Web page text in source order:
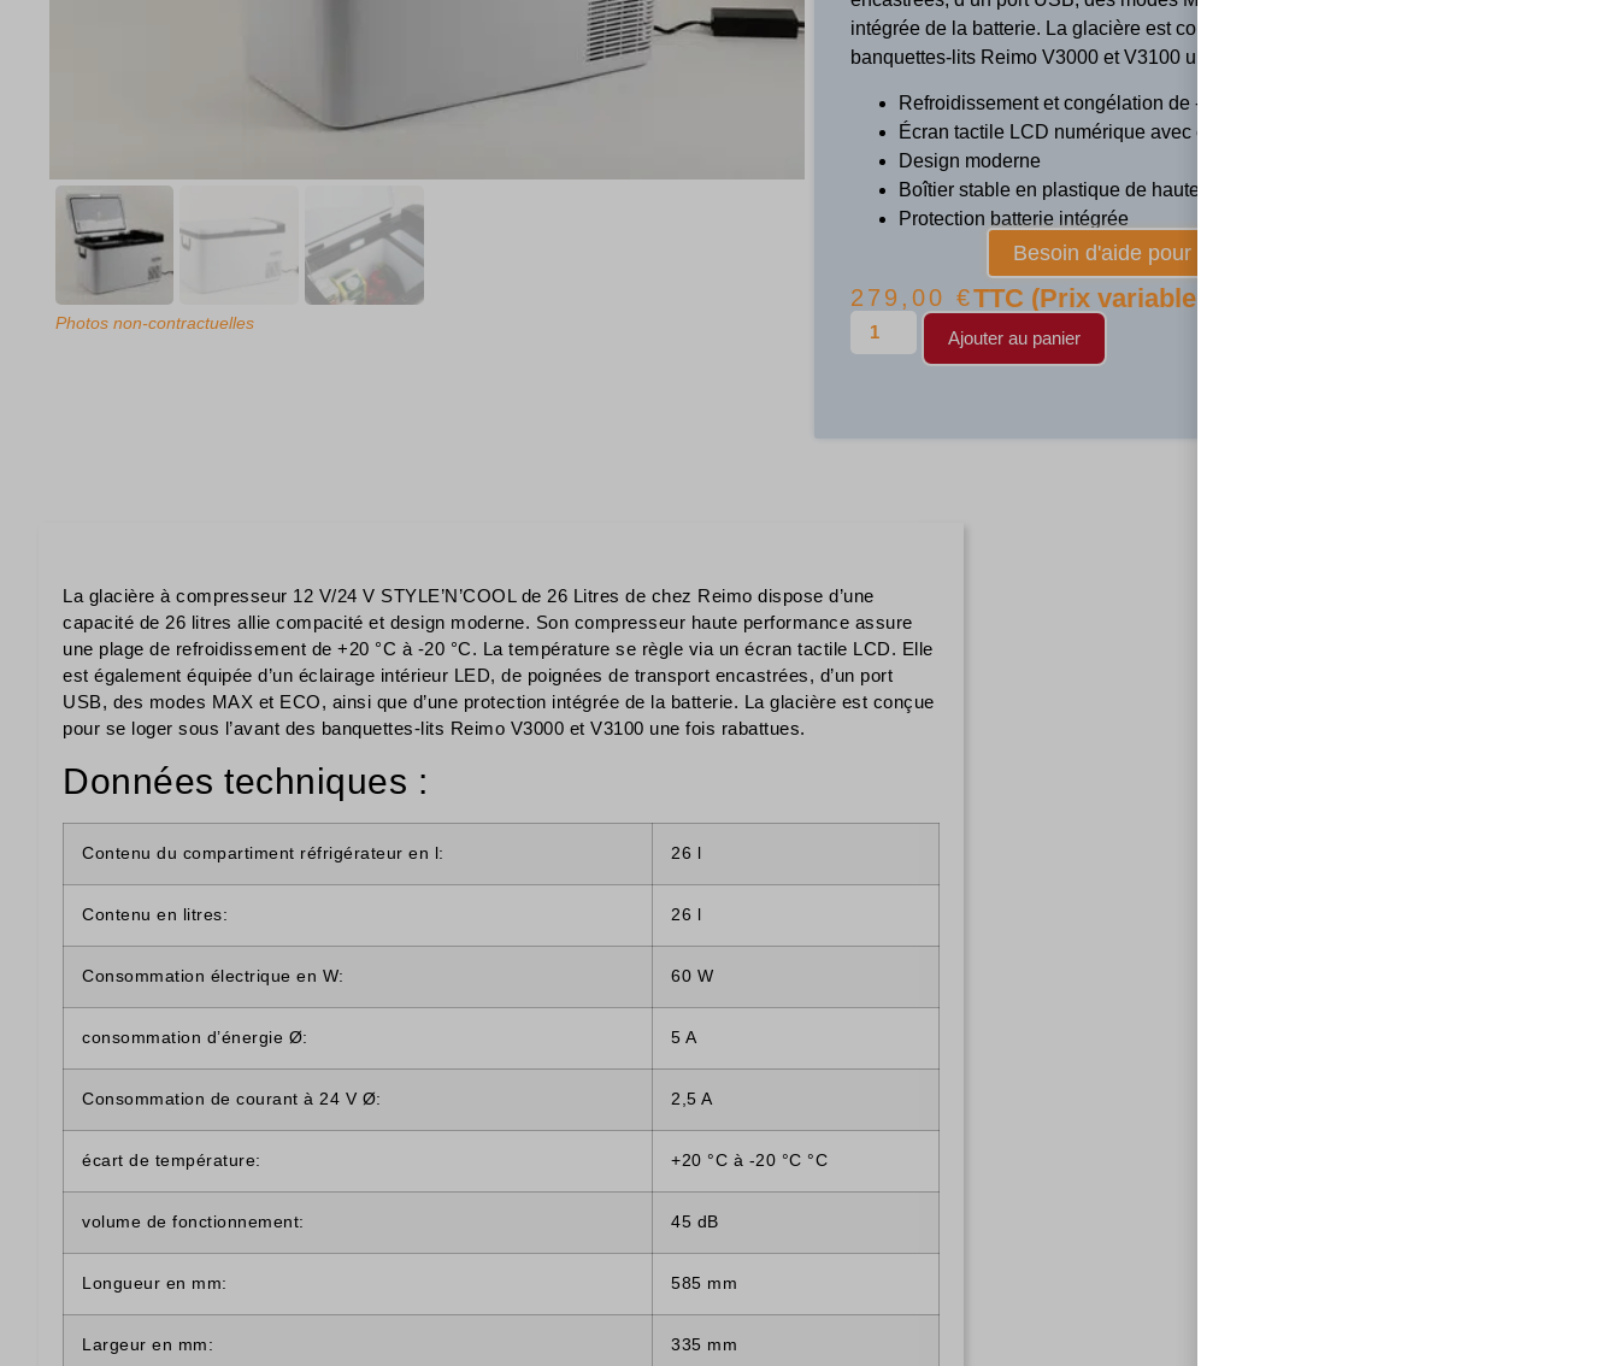
Photos non-contractuelles
intégrée de la batterie. La glacière est conçue pour se loger sous l’avant des
banquettes-lits Reimo V3000 et V3100 une fois rabattues.
Refroidissement et congélation de -18 ° C à + 10 ° C
Écran tactile LCD numérique avec connexion USB
Design moderne
Boîtier stable en plastique de haute qualité
Protection batterie intégrée
Besoin d'aide pour faire votre choix
279,00€TTC (Prix variable selon option choisi)
Ajouter au panier
La glacière à compresseur 12 V/24 V STYLE’N’COOL de 26 Litres de chez Reimo dispose d’une
capacité de 26 litres allie compacité et design moderne. Son compresseur haute performance assure
une plage de refroidissement de +20 °C à -20 °C. La température se règle via un écran tactile LCD. Elle
est également équipée d’un éclairage intérieur LED, de poignées de transport encastrées, d’un port
USB, des modes MAX et ECO, ainsi que d’une protection intégrée de la batterie. La glacière est conçue
pour se loger sous l’avant des banquettes-lits Reimo V3000 et V3100 une fois rabattues.
Données techniques :
Contenu du compartiment réfrigérateur en l: 26 l
Contenu en litres: 26 l
Consommation électrique en W: 60 W
consommation d’énergie Ø: 5 A
Consommation de courant à 24 V Ø: 2,5 A
écart de température: +20 °C à -20 °C °C
volume de fonctionnement: 45 dB
Longueur en mm: 585 mm
Largeur en mm: 335 mm